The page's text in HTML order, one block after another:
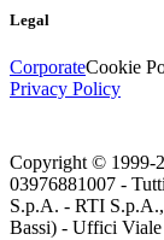
Legal
CorporateCookie
Privacy Policy
Copyright © 1999-
03976881007 -
S.p.A. - RTI S.p.A.,
Bassi) - Uffici